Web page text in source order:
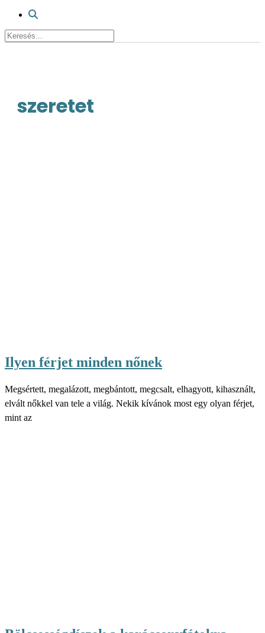
szeretet
Ilyen férjet minden nőnek
Megsértett, megalázott, megbántott, megcsalt, elhagyott, kihasznált,
elvált nőkkel van tele a világ. Nekik kívánok most egy olyan férjet,
mint az